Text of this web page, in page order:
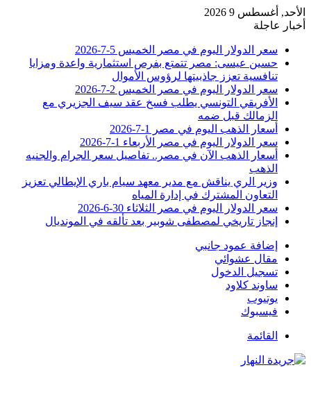
الأحد, أغسطس 9 2026
أخبار عاجلة
سعر الدولار اليوم في مصر الخميس 5-7-2026
حسين عيسى: مصر تتمتع بفرص استثمارية واعدة ومزايا
تنافسية تعزز جاذبيتها لرؤوس الأموال
سعر الدولار اليوم في مصر الخميس 2-7-2026
الأفريقي التونسي يطلب فسخ عقد سيف الجزيري مع
الزمالك قبل ضمه
أسعار الذهب اليوم في مصر 1-7-2026
سعر الدولار اليوم في مصر الأربعاء 1-7-2026
أسعار الذهب الآن في مصر.. تفاصيل سعر الجرام والجنيه
الذهب
وزير الري يناقش مع مدير معهد سيام باري الإيطالي تعزيز
التعاون المشترك في إدارة المياه
سعر الدولار اليوم في مصر الثلاثاء 30-6-2026
إنجاز تاريخي لمصطفى شوبير بعد تألقه في المونديال
إضافة عمود جانبي
مقال عشوائي
تسجيل الدخول
ساوند كلاود
يوتيوب
فيسبوك
القائمة